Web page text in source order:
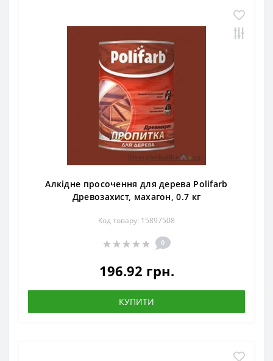
Алкідне просочення для дерева Polifarb
Древозахист, махагон, 0.7 кг
Код товару: 15897508
0
196.92 грн.
КУПИТИ